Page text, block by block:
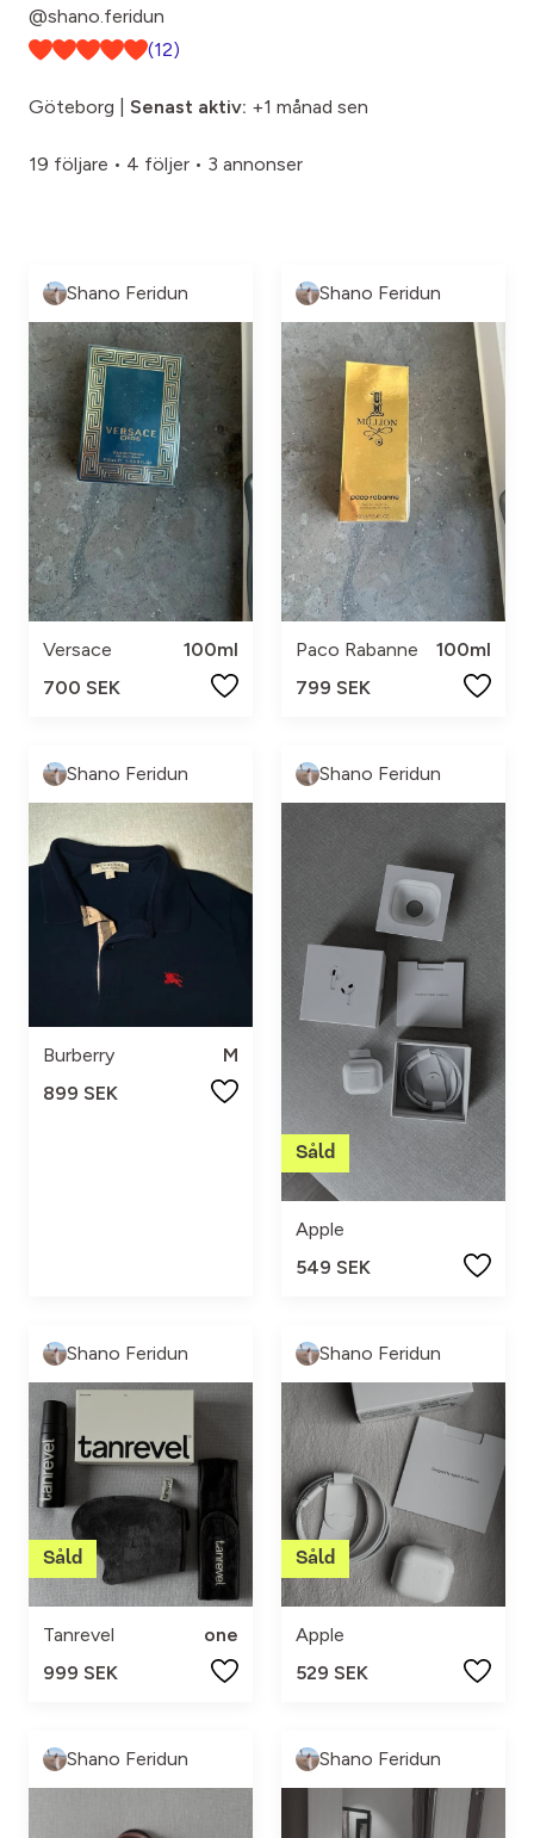
@shano.feridun
(12)
Göteborg | Senast aktiv: +1 månad sen
19 följare • 4 följer • 3 annonser
Shano Feridun
Versace
100ml
700 SEK
Shano Feridun
Paco Rabanne
100ml
799 SEK
Shano Feridun
Burberry
M
899 SEK
Shano Feridun
Apple
549 SEK
Shano Feridun
Tanrevel
one
999 SEK
Shano Feridun
Apple
529 SEK
Shano Feridun Shano Feridun